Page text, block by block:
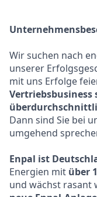
Wir suchen nach
unserer
mit uns Erfolge
Vertriebsbusiness
Dann sind Sie bei
umgehend
Enpal ist
Energien mit über
und wächst rasant